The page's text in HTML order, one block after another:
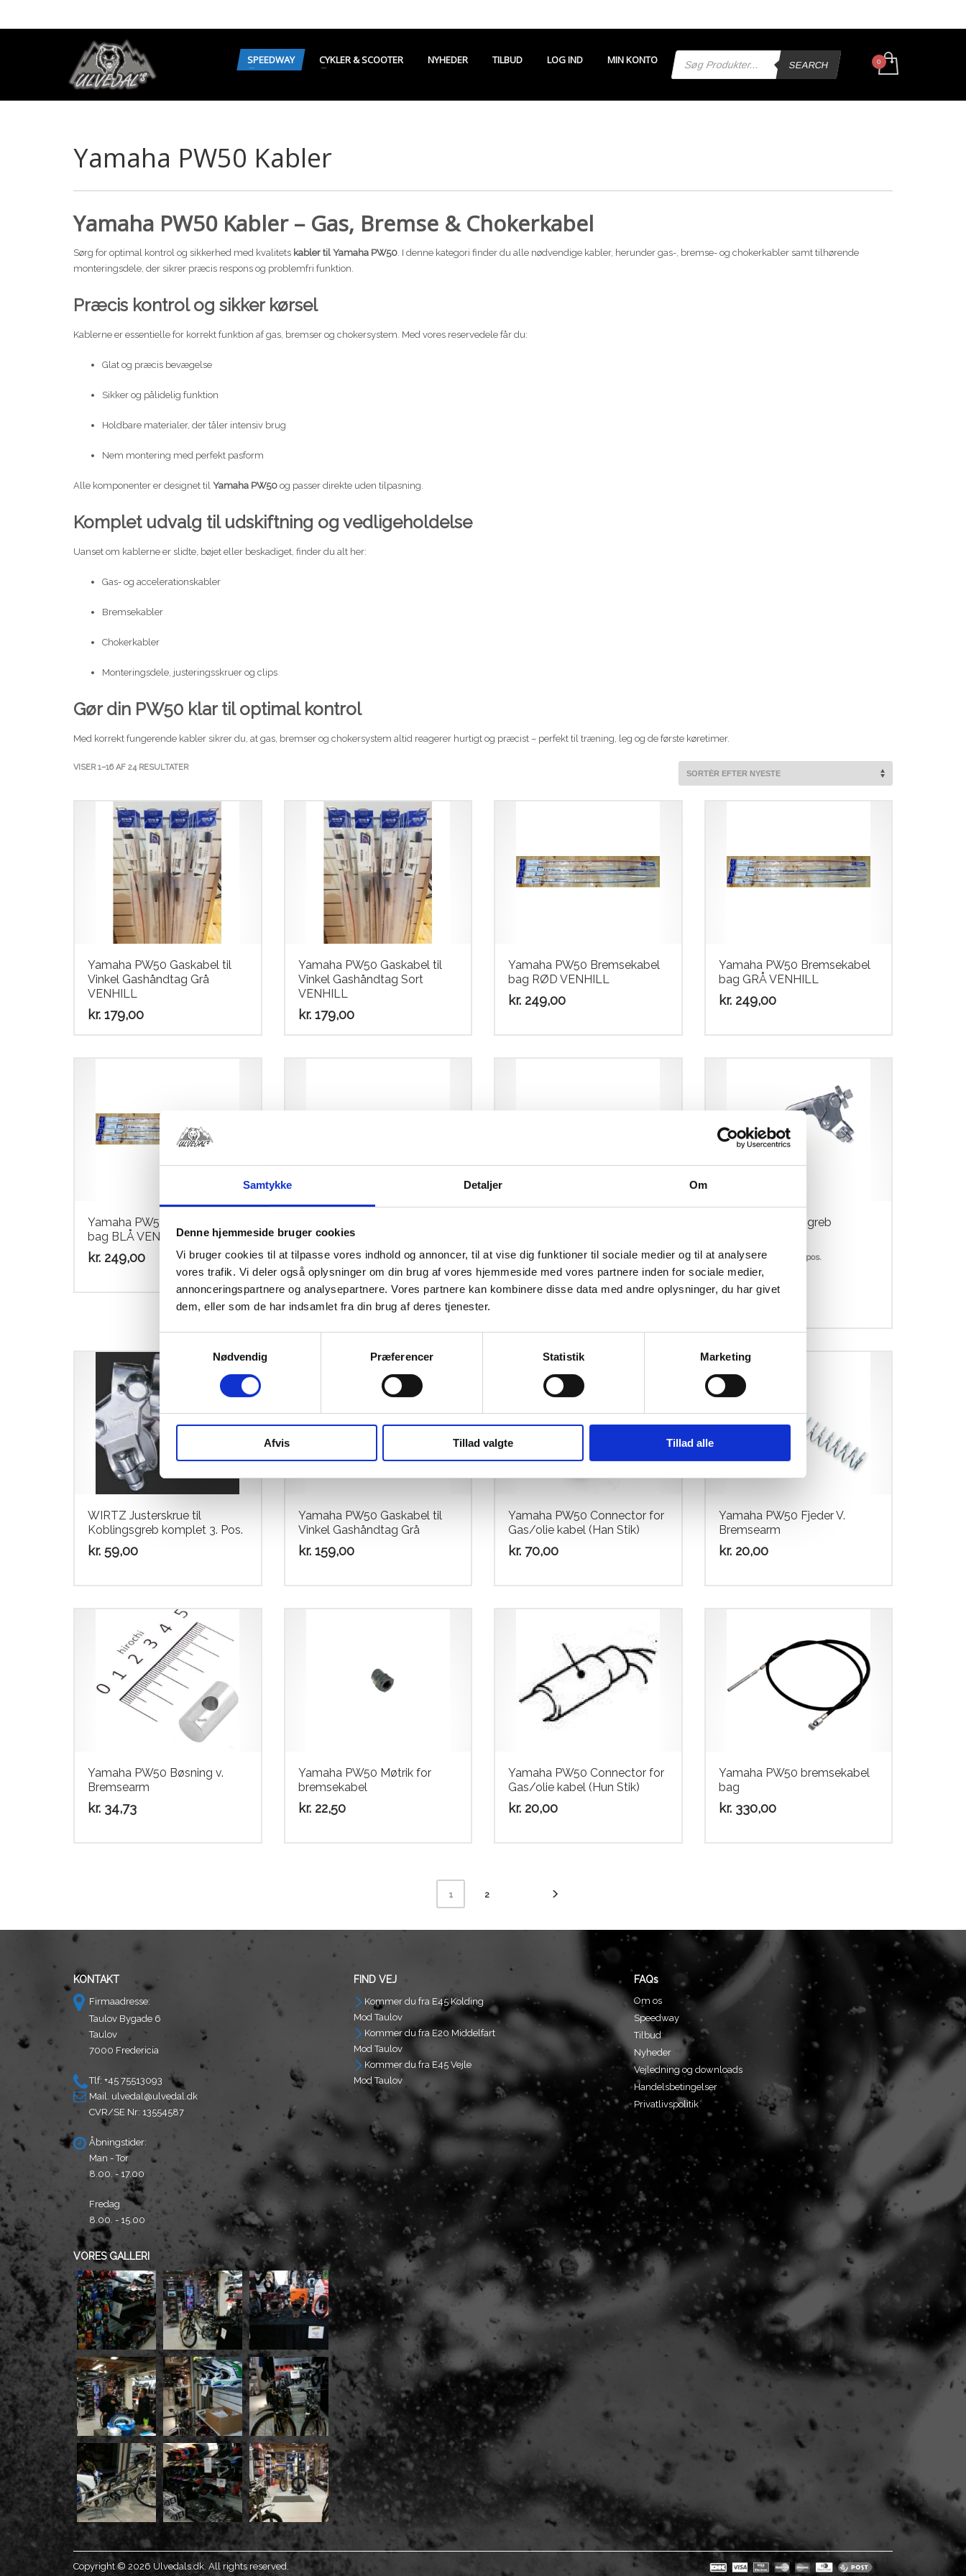
Samtykke Detaljer Om
Denne hjemmeside bruger cookies
Vi bruger cookies til at tilpasse vores indhold og annoncer, til at vise dig funktioner til sociale medier og til at analysere
vores trafik. Vi deler også oplysninger om din brug af vores hjemmeside med vores partnere inden for sociale medier,
annonceringspartnere og analysepartnere. Vores partnere kan kombinere disse data med andre oplysninger, du har givet
dem, eller som de har indsamlet fra din brug af deres tjenester.
Nødvendig
Præferencer Statistik Marketing
Afvis Tillad valgte Tillad alle
SPEEDWAY CYKLER & SCOOTER NYHEDER TILBUD LOG IND MIN KONTO
Products
search
SEARCH
Yamaha PW50 Kabler
Yamaha PW50 Kabler – Gas, Bremse & Chokerkabel
Sørg for optimal kontrol og sikkerhed med kvalitets kabler til Yamaha PW50. I denne kategori finder du alle nødvendige kabler, herunder gas-, bremse- og chokerkabler samt tilhørende
monteringsdele, der sikrer præcis respons og problemfri funktion.
Præcis kontrol og sikker kørsel
Kablerne er essentielle for korrekt funktion af gas, bremser og chokersystem. Med vores reservedele får du:
Glat og præcis bevægelse
Sikker og pålidelig funktion
Holdbare materialer, der tåler intensiv brug
Nem montering med perfekt pasform
Alle komponenter er designet til Yamaha PW50 og passer direkte uden tilpasning.
Komplet udvalg til udskiftning og vedligeholdelse
Uanset om kablerne er slidte, bøjet eller beskadiget, finder du alt her:
Gas- og accelerationskabler
Bremsekabler
Chokerkabler
Monteringsdele, justeringsskruer og clips
Gør din PW50 klar til optimal kontrol
Med korrekt fungerende kabler sikrer du, at gas, bremser og chokersystem altid reagerer hurtigt og præcist – perfekt til træning, leg og de første køretimer.
VISER 1–16 AF 24 RESULTATERSORTERET
Yamaha PW50 Gaskabel til
Vinkel Gashåndtag Grå
VENHILL
kr. 179,00
Yamaha PW50 Gaskabel til
Vinkel Gashåndtag Sort
VENHILL
kr.179,00
Yamaha PW50 Bremsekabel
bag RØD VENHILL
kr. 249,00
Yamaha PW50 Bremsekabel
bag GRÅ VENHILL
kr.249,00
Yamaha PW50 Bremsekabel
bag BLÅ VENHILL
kr. 249,00
bag SORT VENHILL
kr.249,00 kr.319,00
WIRTZ Koblingsgreb
WIRTZ Clutch lever 3 pos.
WIRTZ Justerskrue til
Koblingsgreb komplet 3. Pos.
kr. 59,00
Yamaha PW50 Gaskabel til
Vinkel Gashåndtag Grå
kr.159,00
Yamaha PW50 Connector for
Gas/olie kabel (Han Stik)
kr. 70,00
Yamaha PW50 Fjeder V.
Bremsearm
kr.20,00
Yamaha PW50 Bøsning v.
Bremsearm
kr. 34,73
Yamaha PW50 Møtrik for
bremsekabel
kr.22,50
Yamaha PW50 Connector for
Gas/olie kabel (Hun Stik)
kr. 20,00
Yamaha PW50 bremsekabel
bag
kr.330,00
1 2
KONTAKT
Firmaadresse:
Taulov Bygade 6
Taulov
7000 Fredericia
Tlf: +45 75513093
Mail. ulvedal@ulvedal.dk
CVR/SE Nr: 13554587
Åbningstider:
Man - Tor
8.00. - 17.00
Fredag
8.00. - 15.00
FIND VEJ
Kommer du fra E45 Kolding
Mod Taulov
Kommer du fra E20 Middelfart
Mod Taulov
Kommer du fra E45 Vejle
Mod Taulov
FAQs
Om os
Speedway
Tilbud
Nyheder
Vejledning og downloads
Handelsbetingelser
Privatlivspolitik
VORES GALLERI
Copyright © 2026 Ulvedals.dk. All rights reserved.